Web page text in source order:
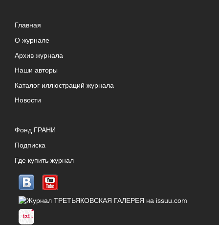
Главная
О журнале
Архив журнала
Наши авторы
Каталог иллюстраций журнала
Новости
Фонд ГРАНИ
Подписка
Где купить журнал